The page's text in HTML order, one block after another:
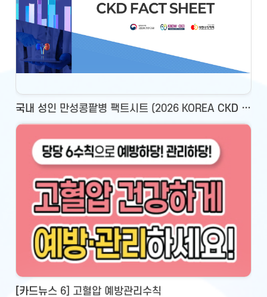
국내 성인 만성콩팥병 팩트시트 (2026 KOREA CKD FACT SHEET)
[카드뉴스 6] 고혈압 예방관리수칙